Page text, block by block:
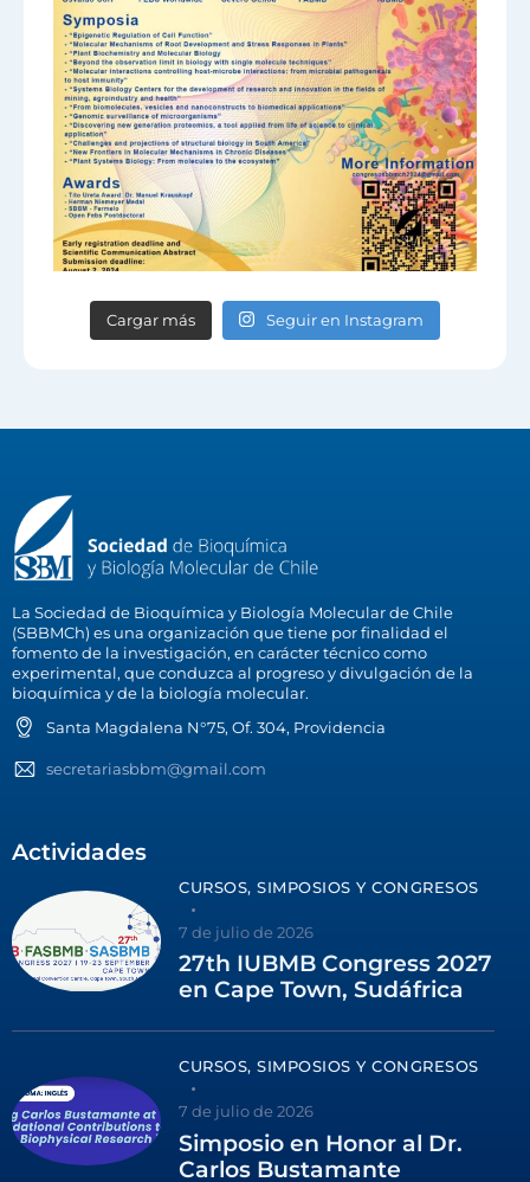
Cargar más Seguir en Instagram
La Sociedad de Bioquímica y Biología Molecular de Chile
(SBBMCh) es una organización que tiene por finalidad el
fomento de la investigación, en carácter técnico como
experimental, que conduzca al progreso y divulgación de la
bioquímica y de la biología molecular.
Santa Magdalena N°75, Of. 304, Providencia
secretariasbbm@gmail.com
Actividades
CURSOS, SIMPOSIOS Y CONGRESOS
7 de julio de 2026
27th IUBMB Congress 2027
en Cape Town, Sudáfrica
CURSOS, SIMPOSIOS Y CONGRESOS
7 de julio de 2026
Simposio en Honor al Dr.
Carlos Bustamante